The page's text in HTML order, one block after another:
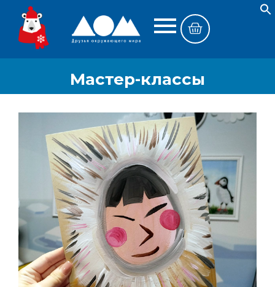
Мастер-классы